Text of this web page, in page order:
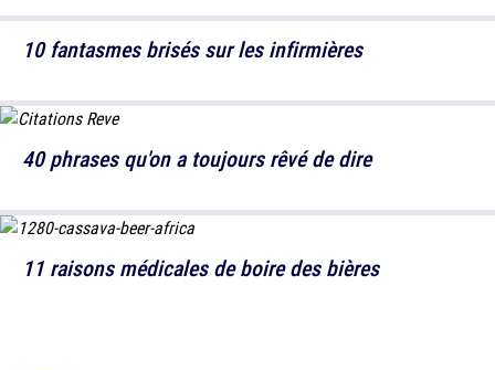
10 fantasmes brisés sur les infirmières
40 phrases qu'on a toujours rêvé de dire
11 raisons médicales de boire des bières